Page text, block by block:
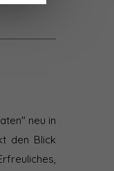
neu in
den Blick